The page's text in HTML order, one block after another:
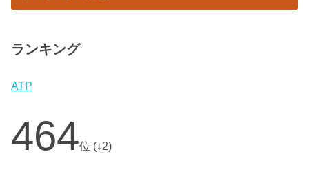
ランキング
ATP
464位 (↓2)